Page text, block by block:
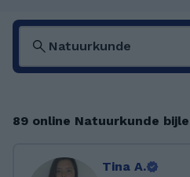
89 online Natuurkunde
Tina A.